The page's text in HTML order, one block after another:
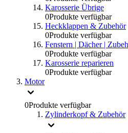
Karosserie Übrige
0Produkte verfügbar
Heckklappen & Zubehör
0Produkte verfügbar
Fenstern | Dächer |
0Produkte verfügbar
Karosserie reparieren
0Produkte verfügbar
Motor
0Produkte verfügbar
Zylinderkopf & Zubehör